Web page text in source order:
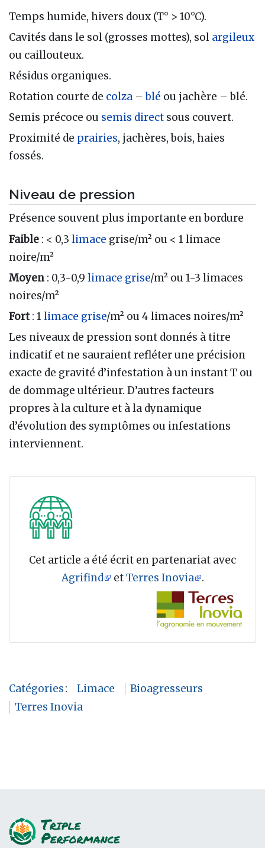
Temps humide, hivers doux (T° > 10°C).
Cavités dans le sol (grosses mottes), sol argileux
ou caillouteux.
Résidus organiques.
Rotation courte de colza –blé ou jachère – blé.
Semis précoce ou semis direct sous couvert.
Proximité de prairies, jachères, bois, haies
fossés.
Niveau de pression
Présence souvent plus importante en bordure
Faible : < 0,3 limace grise/m² ou < 1 limace
noire/m²
Moyen : 0,3-0,9 limace grise/m² ou 1-3 limaces
noires/m²
Fort: 1 limace grise/m² ou 4 limaces noires/m²
Les niveaux de pression sont donnés à titre
indicatif et ne sauraient refléter une précision
exacte de gravité d’infestation à un instant T ou
de dommage ultérieur. D’autres facteurs
propres à la culture et à la dynamique
d’évolution des symptômes ou infestations
interviennent.
Cet article a été écrit en partenariat avec
Agrifind
etTerres Inovia .
Catégories: Limace
Bioagresseurs
Terres Inovia